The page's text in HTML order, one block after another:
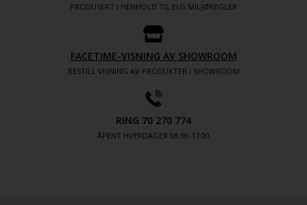
PRODUSERT I HENHOLD TIL EUS MILJØREGLER
FACETIME-VISNING AV SHOWROOM
BESTILL VISNING AV PRODUKTER I SHOWROOM
RING 70 270 774
ÅPENT HVERDAGER 08:30-17.00